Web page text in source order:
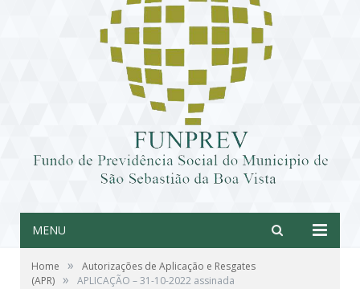
MENU
Home »
Autorizações de Aplicação e Resgates
(APR) » APLICAÇÃO – 31-10-2022 assinada